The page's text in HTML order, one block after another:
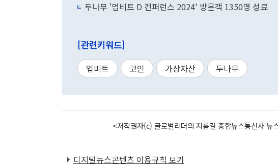
두나무 '업비트 D 컨퍼런스 2024' 방문객 1350명 성료
[관련키워드]
업비트 코인 가상자산 두나무
<저작권자(c) 글로벌리더의 지름길 종합뉴스통신사
디지털뉴스콘텐츠 이용규칙 보기